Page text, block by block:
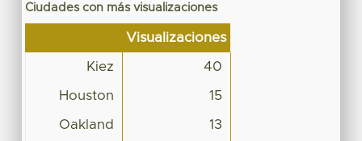
Ciudades con más visualizaciones
Visualizaciones
Kiez 40
Houston 15
Oakland 13